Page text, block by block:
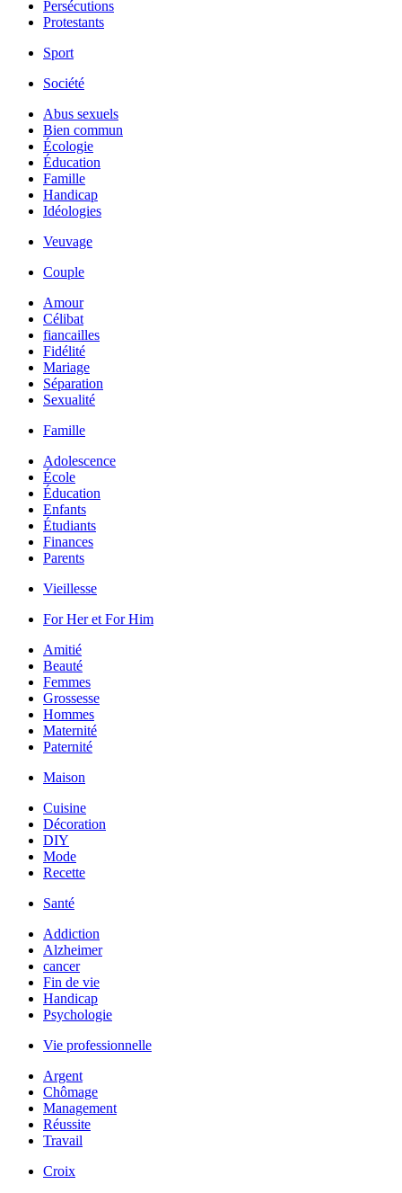
Persécutions
Protestants
Sport
Société
Abus sexuels
Bien commun
Écologie
Éducation
Famille
Handicap
Idéologies
Veuvage
Couple
Amour
Célibat
fiancailles
Fidélité
Mariage
Séparation
Sexualité
Famille
Adolescence
École
Éducation
Enfants
Étudiants
Finances
Parents
Vieillesse
For Her et For Him
Amitié
Beauté
Femmes
Grossesse
Hommes
Maternité
Paternité
Maison
Cuisine
Décoration
DIY
Mode
Recette
Santé
Addiction
Alzheimer
cancer
Fin de vie
Handicap
Psychologie
Vie professionnelle
Argent
Chômage
Management
Réussite
Travail
Croix